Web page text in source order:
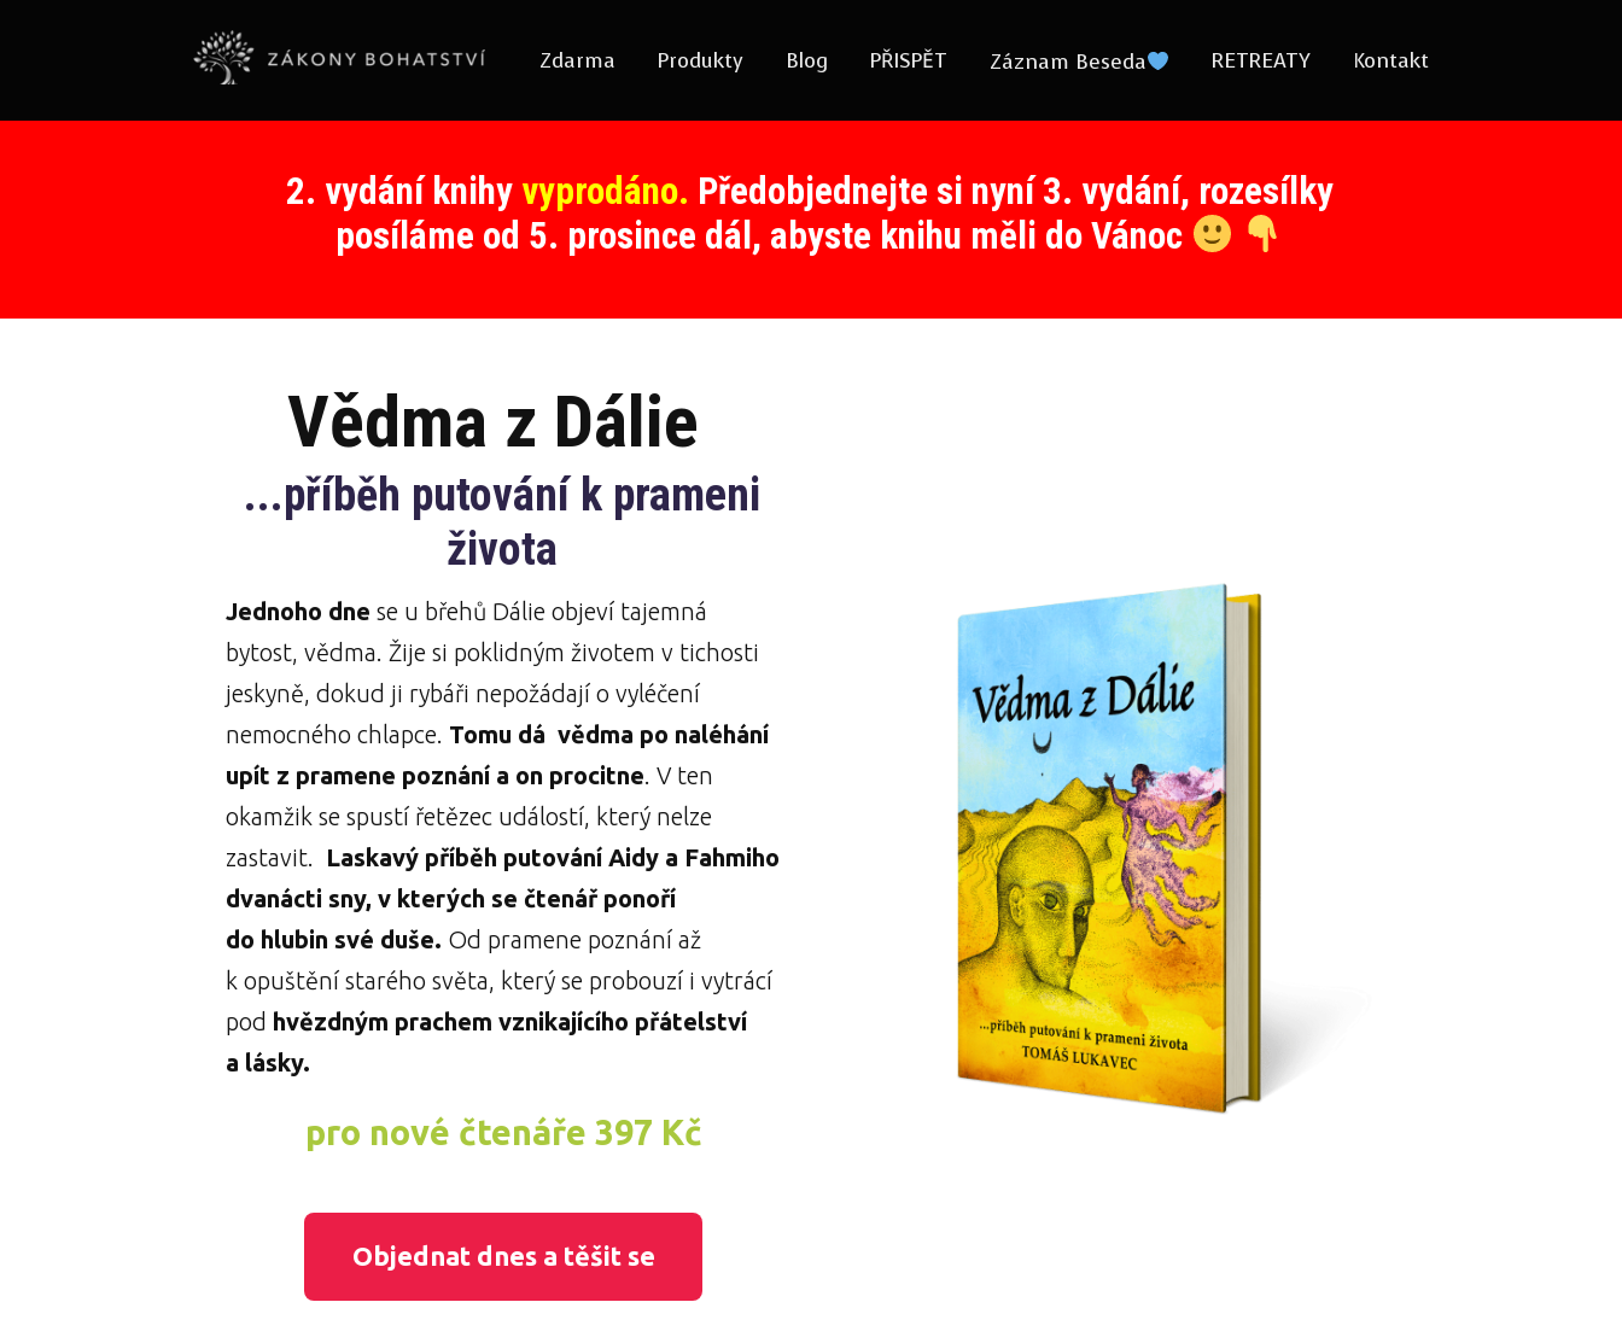
Zdarma Produkty Blog PŘISPĚT Záznam Beseda RETREATY Kontakt
2. vydání knihy vyprodáno. Předobjednejte si nyní 3. vydání, rozesílky
posíláme od 5. prosince dál, abyste knihu měli do Vánoc
Vědma z Dálie
...příběh putování k prameni
života
Jednoho dne se u břehů Dálie objeví tajemná
bytost, vědma. Žije si poklidným životem v tichosti
jeskyně, dokud ji rybáři nepožádají o vyléčení
nemocného chlapce. Tomu dá vědma po naléhání
upít z pramene poznání a on procitne. V ten
okamžik se spustí řetězec událostí, který nelze
zastavit.
Laskavý příběh putování Aidy a Fahmiho
dvanácti sny, v kterých se čtenář ponoří
do hlubin své duše. Od pramene poznání až
k opuštění starého světa, který se probouzí i vytrácí
pod hvězdným prachem vznikajícího přátelství
a lásky.
pro nové čtenáře 397 Kč
Objednat dnes a těšit se